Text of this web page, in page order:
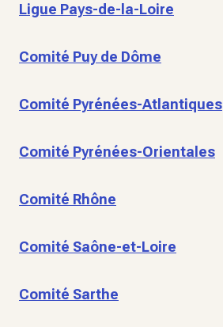
Ligue Pays-de-la-Loire
Comité Puy de Dôme
Comité Pyrénées-Atlantiques
Comité Pyrénées-Orientales
Comité Rhône
Comité Saône-et-Loire
Comité Sarthe